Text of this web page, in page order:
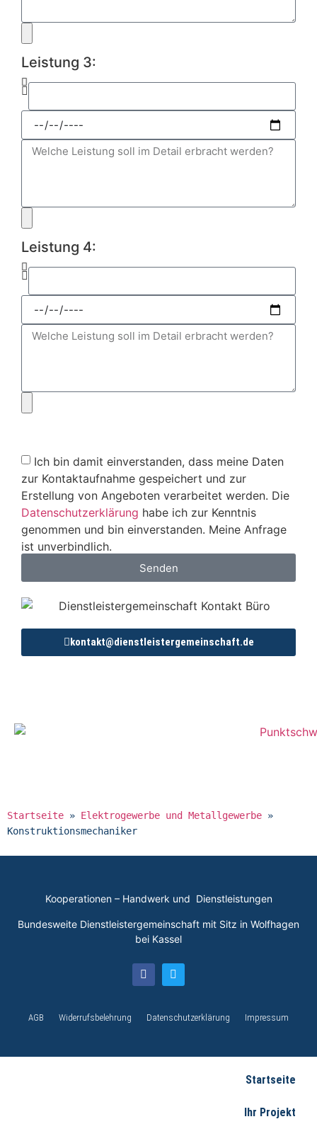
Leistung 3:
Leistung 4:
Ich bin damit einverstanden, dass meine Daten
zur Kontaktaufnahme gespeichert und zur
Erstellung von Angeboten verarbeitet werden. Die
Datenschutzerklärung habe ich zur Kenntnis
genommen und bin einverstanden. Meine Anfrage
ist unverbindlich.
Senden
kontakt@dienstleistergemeinschaft.de
Startseite » Elektrogewerbe und Metallgewerbe »
Konstruktionsmechaniker
Kooperationen – Handwerk und Dienstleistungen
Bundesweite Dienstleistergemeinschaft mit Sitz in Wolfhagen
bei Kassel
AGB Widerrufsbelehrung Datenschutzerklärung Impressum
Startseite
Ihr Projekt